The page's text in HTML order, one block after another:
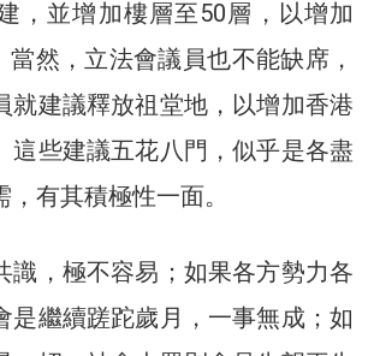
，並增加樓層至50層，以增加
當然，立法會議員也不能缺席，
就建議釋放祖堂地，以增加香港
這些建議五花八門，似乎是各盡
有其積極性一面。
識，極不容易；如果各方勢力各
是繼續蹉跎歲月，一事無成；如